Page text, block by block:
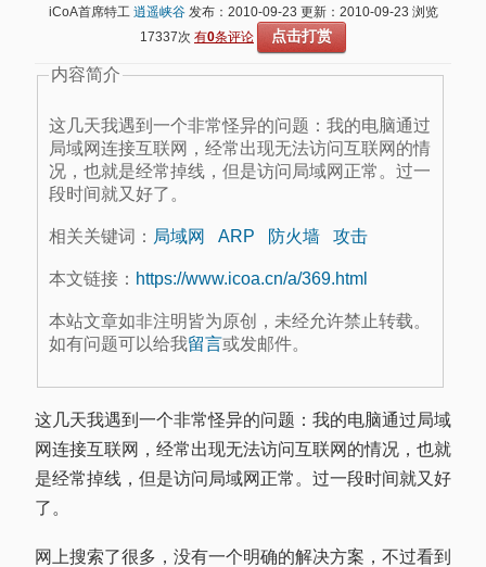
iCoA首席特工 逍遥峡谷发布：2010-09-23 更新：2010-09-23 浏览
17337次 有0条评论 点击打赏
内容简介
这几天我遇到一个非常怪异的问题：我的电脑通过
局域网连接互联网，经常出现无法访问互联网的情
况，也就是经常掉线，但是访问局域网正常。过一
段时间就又好了。
相关关键词： 局域网 ARP 防火墙 攻击
本文链接： https://www.icoa.cn/a/369.html
本站文章如非注明皆为原创，未经允许禁止转载。
如有问题可以给我留言或发邮件。
这几天我遇到一个非常怪异的问题：我的电脑通过局域
网连接互联网，经常出现无法访问互联网的情况，也就
是经常掉线，但是访问局域网正常。过一段时间就又好
了。
网上搜索了很多，没有一个明确的解决方案，不过看到